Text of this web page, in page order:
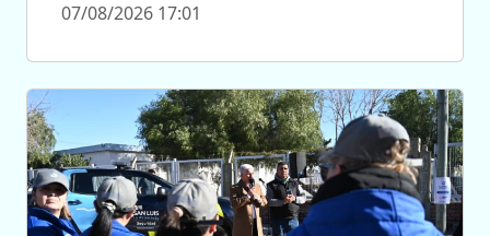
07/08/2026 17:01